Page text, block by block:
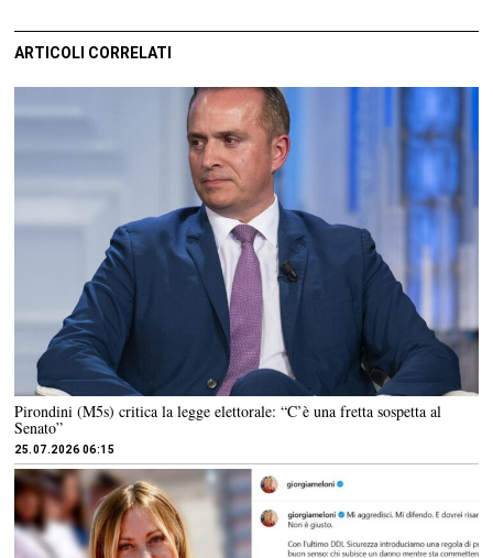
ARTICOLI CORRELATI
Pirondini (M5s) critica la legge elettorale: “C’è una fretta sospetta al
Senato”
25.07.2026 06:15